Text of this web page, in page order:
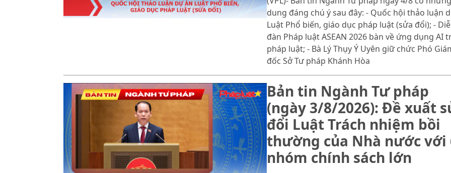
dung đáng chú ý sau đây: - Quốc hội thảo luận
Luật Phổ biến, giáo dục pháp luật (sửa đổi); -
đàn Pháp luật ASEAN 2026 bàn về ứng dụng AI
pháp luật; - Bà Lý Thụy Ý Uyên giữ chức Phó
đốc Sở Tư pháp Khánh Hòa
Bản tin Ngành Tư pháp
(ngày 3/8/2026): Đề xuất
đổi Luật Trách nhiệm bồi
thường của Nhà nước với
nhóm chính sách lớn